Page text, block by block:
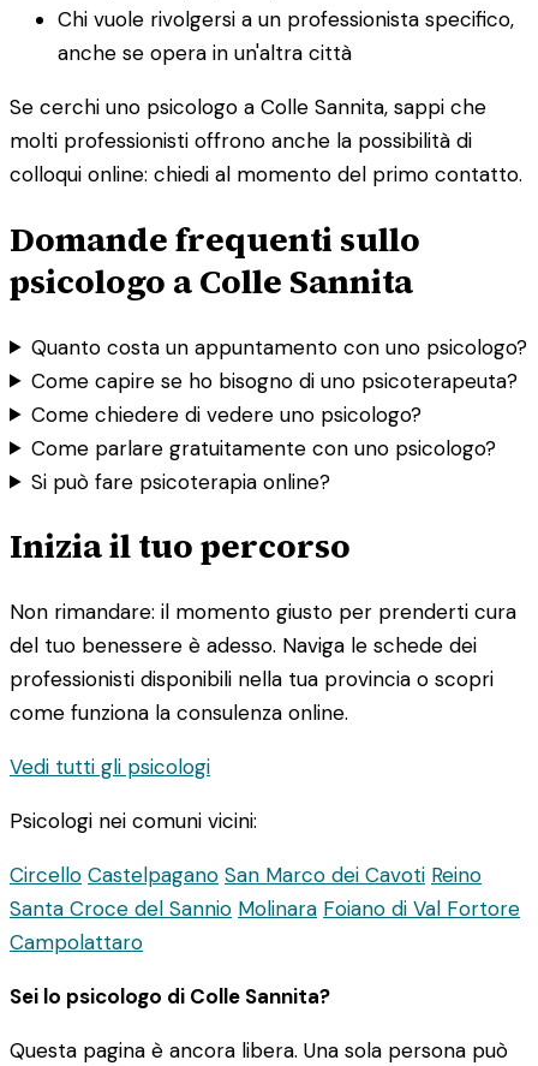
Chi vuole rivolgersi a un professionista specifico,
anche se opera in un'altra città
Se cerchi uno psicologo a Colle Sannita, sappi che
molti professionisti offrono anche la possibilità di
colloqui online: chiedi al momento del primo contatto.
Domande frequenti sullo
psicologo a Colle Sannita
Quanto costa un appuntamento con uno psicologo?
Come capire se ho bisogno di uno psicoterapeuta?
Come chiedere di vedere uno psicologo?
Come parlare gratuitamente con uno psicologo?
Si può fare psicoterapia online?
Inizia il tuo percorso
Non rimandare: il momento giusto per prenderti cura
del tuo benessere è adesso. Naviga le schede dei
professionisti disponibili nella tua provincia o scopri
come funziona la consulenza online.
Vedi tutti gli psicologi
Psicologi nei comuni vicini:
Circello Castelpagano San Marco dei Cavoti Reino
Santa Croce del Sannio Molinara Foiano di Val Fortore
Campolattaro
Sei lo psicologo di Colle Sannita?
Questa pagina è ancora libera. Una sola persona può